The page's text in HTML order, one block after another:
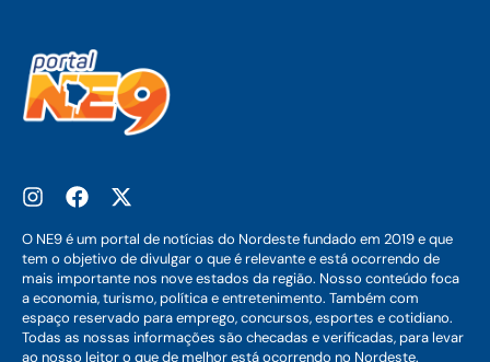
O NE9 é um portal de notícias do Nordeste fundado em 2019 e que
tem o objetivo de divulgar o que é relevante e está ocorrendo de
mais importante nos nove estados da região. Nosso conteúdo foca
a economia, turismo, política e entretenimento. Também com
espaço reservado para emprego, concursos, esportes e cotidiano.
Todas as nossas informações são checadas e verificadas, para levar
ao nosso leitor o que de melhor está ocorrendo no Nordeste.